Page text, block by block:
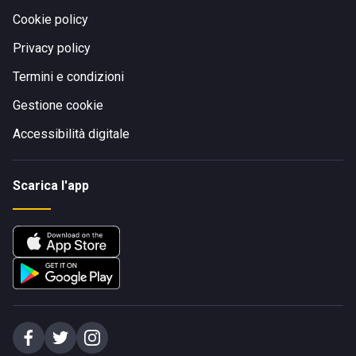
Cookie policy
Privacy policy
Termini e condizioni
Gestione cookie
Accessibilità digitale
Scarica l'app